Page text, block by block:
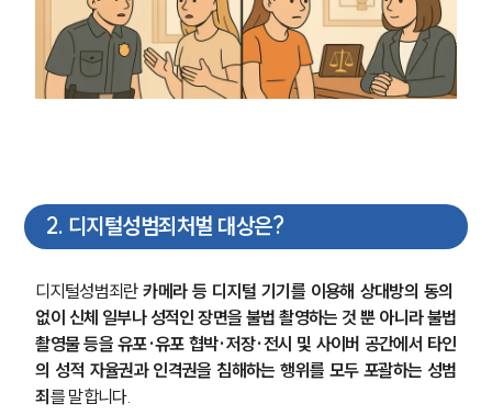
2. 디지털성범죄처벌 대상은?
디지털성범죄란 카메라 등 디지털 기기를 이용해 상대방의 동의
없이 신체 일부나 성적인 장면을 불법 촬영하는 것 뿐 아니라 불법
촬영물 등을 유포·유포 협박·저장·전시 및 사이버 공간에서 타인
의 성적 자율권과 인격권을 침해하는 행위를 모두 포괄하는 성범
죄 를 말합니다.